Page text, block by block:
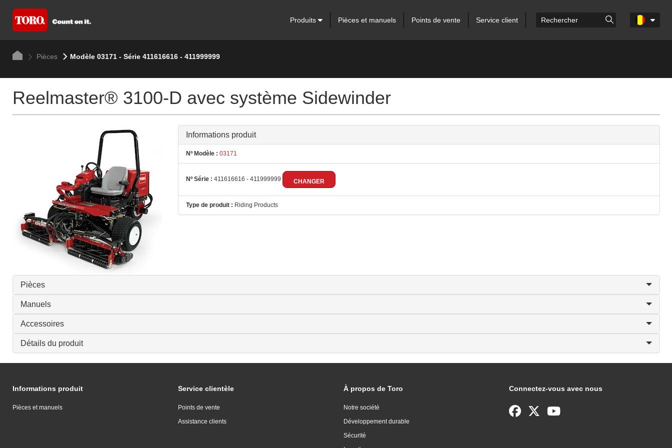
Produits Pièces et manuels Points de vente Service client
Pièces Modèle 03171 - Série 411616616 - 411999999
Reelmaster® 3100-D avec système Sidewinder
Informations produit
Nº Modèle : 03171
Nº Série : 411616616 - 411999999 CHANGER
Type de produit : Riding Products
Pièces
Manuels
Accessoires
Détails du produit
Informations produit
Pièces et manuels
Service clientèle
Points de vente
Assistance clients
À propos de Toro
Notre société
Développement durable
Sécurité
Connectez-vous avec nous